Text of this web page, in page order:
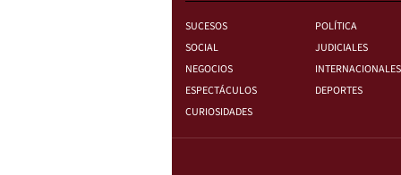
SUCESOS
POLÍTICA
SOCIAL
JUDICIALES
NEGOCIOS
INTERNACIONALES
ESPECTÁCULOS
DEPORTES
CURIOSIDADES